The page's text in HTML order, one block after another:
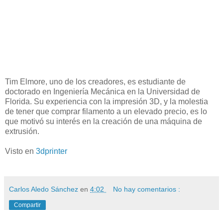
Tim Elmore, uno de los creadores, es estudiante de
doctorado en Ingeniería Mecánica en la Universidad de
Florida. Su experiencia con la impresión 3D, y la molestia
de tener que comprar filamento a un elevado precio, es lo
que motivó su interés en la creación de una máquina de
extrusión.
Visto en 3dprinter
Carlos Aledo Sánchez en 4:02 No hay comentarios :
Compartir